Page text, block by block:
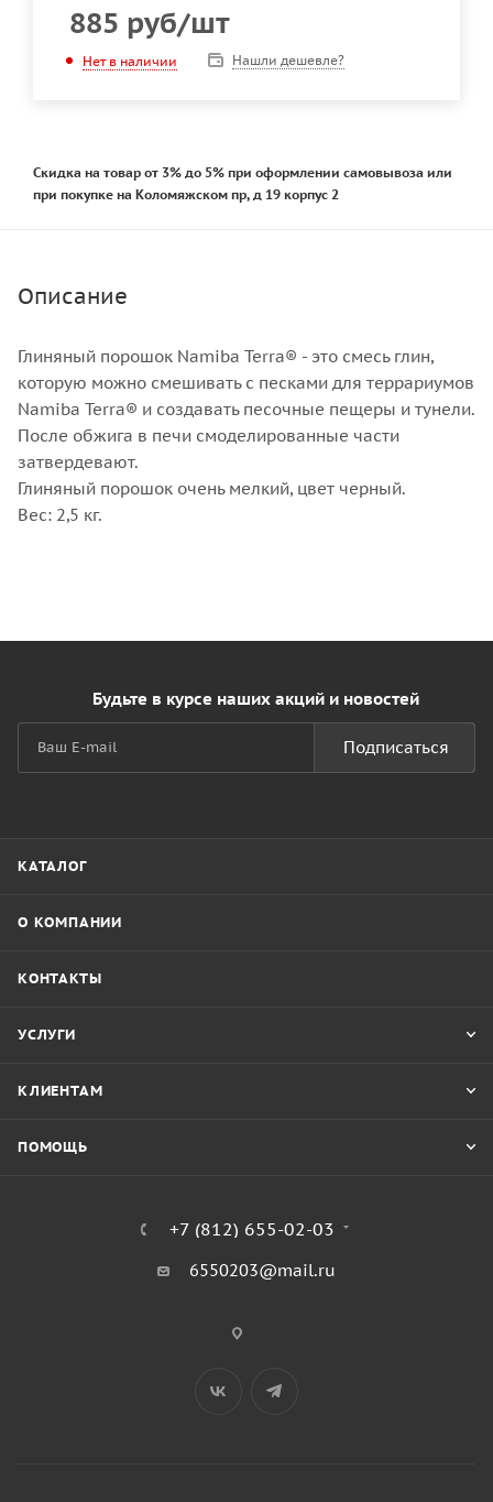
885 руб/шт
Нет в наличии Нашли дешевле?
Скидка на товар от 3% до 5% при оформлении самовывоза или
при покупке на Коломяжском пр, д 19 корпус 2
Описание
Глиняный порошок Namiba Terra® - это смесь глин,
которую можно смешивать с песками для террариумов
Namiba Terra® и создавать песочные пещеры и тунели.
После обжига в печи смоделированные части
затвердевают.
Глиняный порошок очень мелкий, цвет черный.
Вес: 2,5 кг.
Будьте в курсе наших акций и новостей
Подписаться
КАТАЛОГ
О КОМПАНИИ
КОНТАКТЫ
УСЛУГИ
КЛИЕНТАМ
ПОМОЩЬ
+7 (812) 655-02-03
6550203@mail.ru